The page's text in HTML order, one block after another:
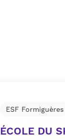
ESF Formiguères
ÉCOLE DU